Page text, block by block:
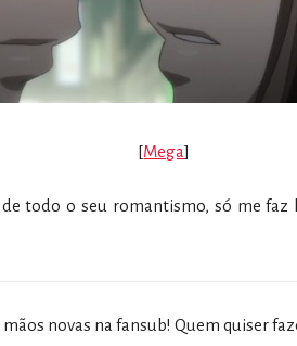
[Mega]
todo o seu romantismo, só me
novas na fansub! Quem quiser